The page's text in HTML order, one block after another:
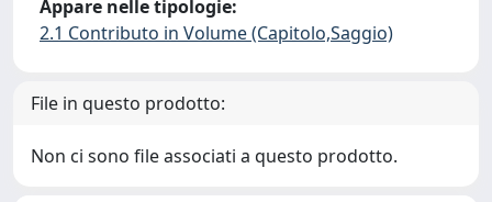
Appare nelle tipologie:
2.1 Contributo in Volume (Capitolo,Saggio)
File in questo prodotto:
Non ci sono file associati a questo prodotto.